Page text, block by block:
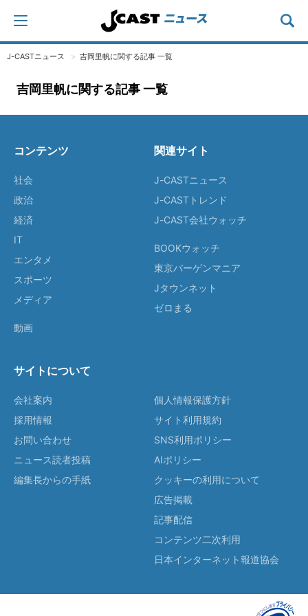
J-CASTニュース 吉岡里帆に関する記事 一覧
吉岡里帆に関する記事 一覧
コンテンツ
社会
政治
経済
IT
エンタメ
スポーツ
メディア
動画
関連サイト
J-CASTニュース
J-CASTトレンド
J-CAST会社ウォッチ
BOOKウォッチ
東京バーゲンマニア
Jタウンネット
ゼロまる
サイトについて
会社案内
採用情報
お問い合わせ
ニュース読者投稿
編集長からの手紙
個人情報保護方針
サイト利用規約
SNS利用ポリシー
AIポリシー
クッキーの利用について
広告掲載
記事配信
コンテンツ二次利用
日本インターネット報道協会